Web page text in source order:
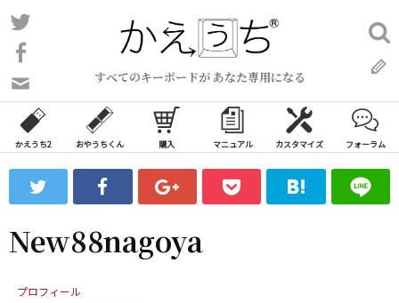
コ
ン
ン
ツ
ス
ッ
プ
すべてのキーボードが あなた専用になる
い
合
わ
フ
ォ
ム
検
索:
かえうち2 おやうちくん 購入 マニュアル カスタマイズ フォーラム
New88nagoya
プロフィール